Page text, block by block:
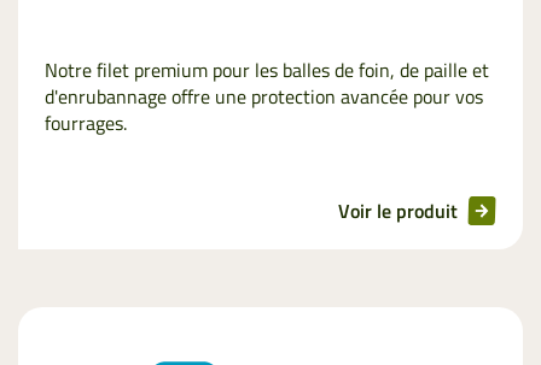
Notre filet premium pour les balles de foin, de paille et
d'enrubannage offre une protection avancée pour vos
fourrages.
Voir le produit